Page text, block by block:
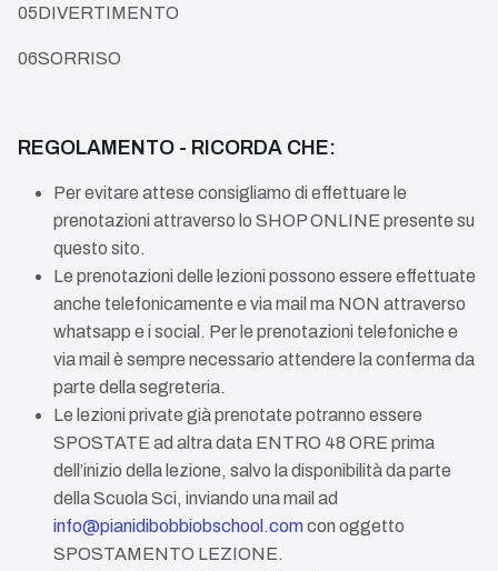
05DIVERTIMENTO
06SORRISO
REGOLAMENTO - RICORDA CHE:
Per evitare attese consigliamo di effettuare le
prenotazioni attraverso lo SHOP ONLINE presente su
questo sito.
Le prenotazioni delle lezioni possono essere effettuate
anche telefonicamente e via mail ma NON attraverso
whatsapp e i social. Per le prenotazioni telefoniche e
via mail è sempre necessario attendere la conferma da
parte della segreteria.
Le lezioni private già prenotate potranno essere
SPOSTATE ad altra data ENTRO 48 ORE prima
dell’inizio della lezione, salvo la disponibilità da parte
della Scuola Sci, inviando una mail ad
info@pianidibobbiobschool.comcon oggetto
SPOSTAMENTO LEZIONE.